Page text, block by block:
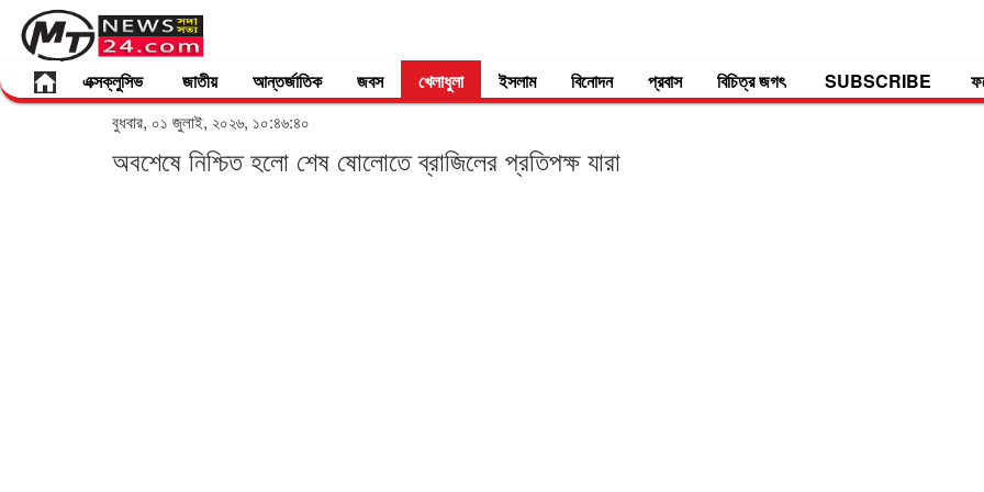
এক্সক্লুসিভ জাতীয় আন্তর্জাতিক জবস খেলাধুলা ইসলাম বিনোদন প্রবাস বিচিত্র জগৎ SUBSCRIBE
বুধবার, ০১ জুলাই, ২০২৬, ১০:৪৬:৪০
অবশেষে নিশ্চিত হলো শেষ ষোলোতে ব্রাজিলের প্রতিপক্ষ যারা